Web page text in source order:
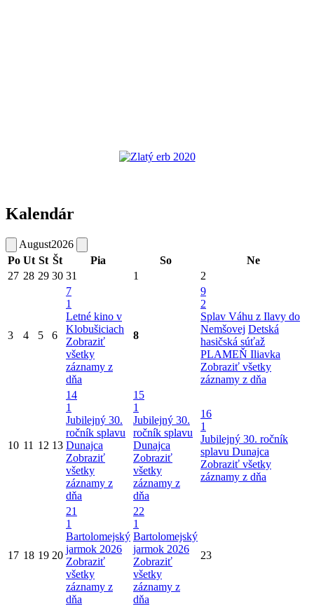
Kalendár
August2026
Po Ut St Št Pia So
Ne
27 28 29 30 31 1 2
3 4 5 6
7
1
Letné kino v
Klobušiciach
Zobraziť
všetky
záznamy z
dňa
8
9
2
Splav Váhu z Ilavy do
Nemšovej Detská
hasičská súťaž
PLAMEŇ Iliavka
Zobraziť všetky
záznamy z dňa
10 11 12 13
14
1
Jubilejný 30.
ročník splavu
Dunajca
Zobraziť
všetky
záznamy z
dňa
15
1
Jubilejný 30.
ročník splavu
Dunajca
Zobraziť
všetky
záznamy z
dňa
16
1
Jubilejný 30. ročník
splavu Dunajca
Zobraziť všetky
záznamy z dňa
17 18 19 20
21
1
Bartolomejský
jarmok 2026
Zobraziť
všetky
záznamy z
dňa
22
1
Bartolomejský
jarmok 2026
Zobraziť
všetky
záznamy z
dňa
23